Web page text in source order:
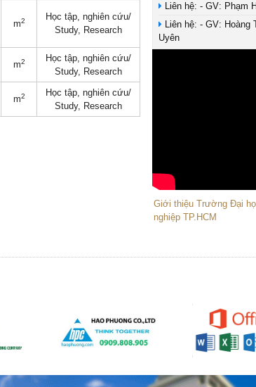
m2 Học tập, nghiên cứu/
Study, Research
m2 Học tập, nghiên cứu/
Study, Research
m2 Học tập, nghiên cứu/
Study, Research
Liên hệ: - GV: Phạm
Liên hệ: - GV: Hoàng
Uyên
Giới thiệu Trường Đại
nghiệp TP.HCM